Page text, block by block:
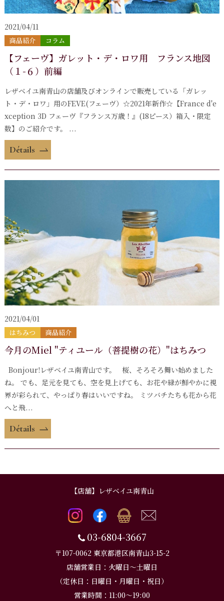
2021/04/11
商品紹介 コラム
【フェーヴ】ガレット・デ・ロワ用 フランス地図
（１-６）前編
レザベイユ南青山の店舗及びオンラインで販売している「ガレッ
ト・デ・ロワ」用のFEVE(フェーヴ）☆2021年新作☆【France d'e
xception 3D フェーヴ『フランス万歳！』(18ピース）箱入・限定
数】のご紹介です。 ...
Détails
2021/04/01
はちみつ 商品紹介
今月のMiel "ティユール（菩提樹の花）"はちみつ
Bonjour!レザベイユ南青山です。 桜、そろそろ舞い始めました
ね。 でも、足元を見ても、空を見上げても、お花や緑が鮮やかに視
界が彩られて、やっぱり春はいいですね。 ミツバチたちも花から花
へと飛...
Détails
【店舗】レザベイユ南青山
03-6804-3667
〒107-0062 東京都港区南青山3-15-2
店舗営業日：火曜日～土曜日
（定休日：日曜日・月曜日・祝日）
営業時間：11:00～19:00